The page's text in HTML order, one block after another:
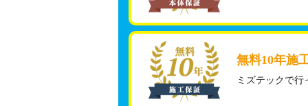
無料10年施
ミズテックで